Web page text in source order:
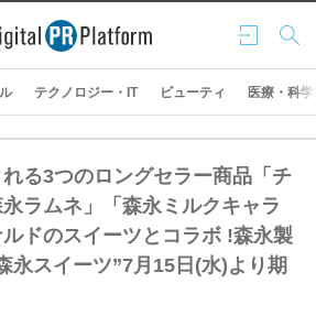
ログ
イン
検索
テクノロジー・IT ビューティ 医療・科学
る3つのロングセラー商品「チ
ラムネ」「森永ミルクキャラ
ドのスイーツとコラボ !森永製
永スイーツ”7月15日(水)より期